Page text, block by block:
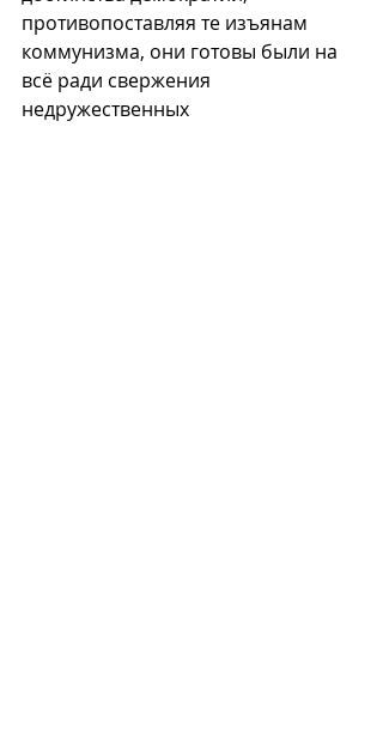
противопоставляя те изъянам
коммунизма, они готовы были на
всё ради свержения
недружественных